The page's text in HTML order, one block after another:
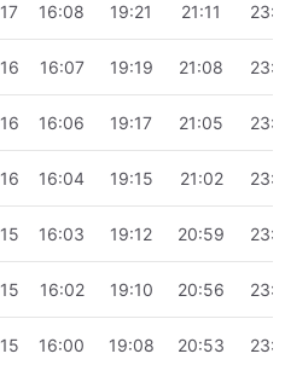
16:08 19:21 21:11
16:07 19:19 21:08
16:06 19:17 21:05
16:04 19:15 21:02
16:03 19:12 20:59
16:02 19:10 20:56
16:00 19:08 20:53